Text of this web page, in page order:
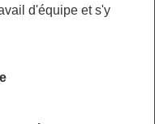
d'équipe et s'y